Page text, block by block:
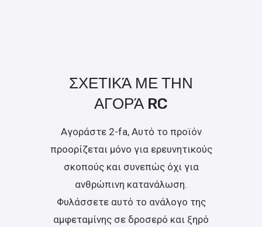
ΣΧΕΤΙΚΆ ΜΕ ΤΗΝ
ΑΓΟΡΆ RC
Αγοράστε 2-fa, Αυτό το προϊόν
προορίζεται μόνο για ερευνητικούς
σκοπούς και συνεπώς όχι για
ανθρώπινη κατανάλωση.
Φυλάσσετε αυτό το ανάλογο της
αμφεταμίνης σε δροσερό και ξηρό